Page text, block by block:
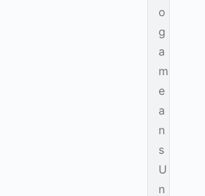
o
g
a
m
e
a
n
s
U
n